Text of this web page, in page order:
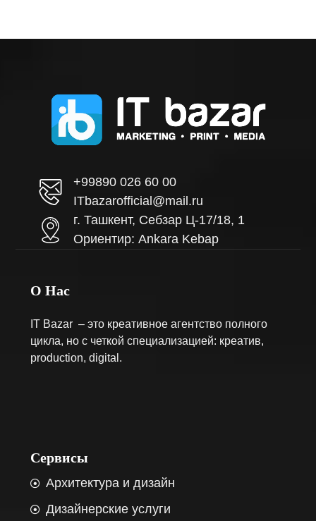
+99890 026 60 00
ITbazarofficial@mail.ru
г. Ташкент, Себзар Ц-17/18, 1
Ориентир: Ankara Kebap
О Нас
IT Bazar – это креативное агентство полного
цикла, но с четкой специализацией: креатив,
production, digital.
Сервисы
Архитектура и дизайн
Дизайнерские услуги